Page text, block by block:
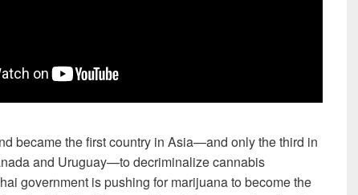
became the first country in Asia—and only the third in
and Uruguay—to decriminalize cannabis
government is pushing for marijuana to become the